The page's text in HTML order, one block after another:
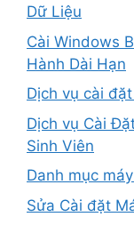
Dữ Liệu
Cài Windows
Hành Dài Hạn
Dịch vụ cài
Dịch vụ Cài
Sinh Viên
Danh mục
Sửa Cài đặt